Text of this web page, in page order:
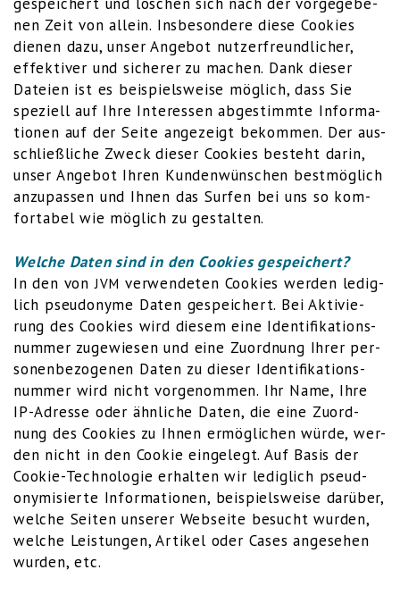
nen Zeit von allein. Ins­be­son­de­re die­se Coo­kies
die­nen dazu, unser Ange­bot nut­zer­freund­li­cher,
effek­ti­ver und siche­rer zu machen. Dank die­ser
Datei­en ist es bei­spiels­wei­se mög­lich, dass Sie
spe­zi­ell auf Ihre Inter­es­sen abge­stimm­te Infor­ma­
tio­nen auf der Sei­te ange­zeigt bekom­men. Der aus­
schließ­li­che Zweck die­ser Coo­kies besteht dar­in,
unser Ange­bot Ihren Kun­den­wün­schen best­mög­lich
anzu­pas­sen und Ihnen das Sur­fen bei uns so kom­
for­ta­bel wie mög­lich zu gestalten.
Wel­che Daten sind in den Coo­kies gespeichert?
In den vonJVM ver­wen­de­ten Coo­kies wer­den ledig­
lich pseud­ony­me Daten gespei­chert. Bei Akti­vie­
rung des Coo­kies wird die­sem eine Iden­ti­fi­ka­ti­ons­
num­mer zuge­wie­sen und eine Zuord­nung Ihrer per­
so­nen­be­zo­ge­nen Daten zu die­ser Iden­ti­fi­ka­ti­ons­
num­mer wird nicht vor­ge­nom­men. Ihr Name, Ihre
IP-Adres­se oder ähn­li­che Daten, die eine Zuord­
nung des Coo­kies zu Ihnen ermög­li­chen wür­de, wer­
den nicht in den Coo­kie ein­ge­legt. Auf Basis der
Coo­kie-Tech­no­lo­gie erhal­ten wir ledig­lich pseud­
ony­mi­sier­te Infor­ma­tio­nen, bei­spiels­wei­se dar­über,
wel­che Sei­ten unse­rer Web­sei­te besucht wur­den,
wel­che Leis­tun­gen, Arti­kel oder Cases ange­se­hen
wur­den, etc.